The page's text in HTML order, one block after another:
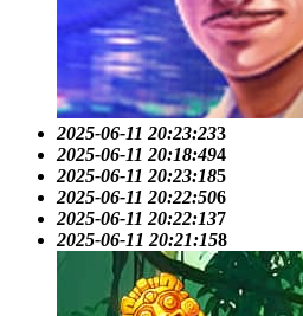
2025-06-11 20:23:233
2025-06-11 20:18:494
2025-06-11 20:23:185
2025-06-11 20:22:506
2025-06-11 20:22:137
2025-06-11 20:21:158